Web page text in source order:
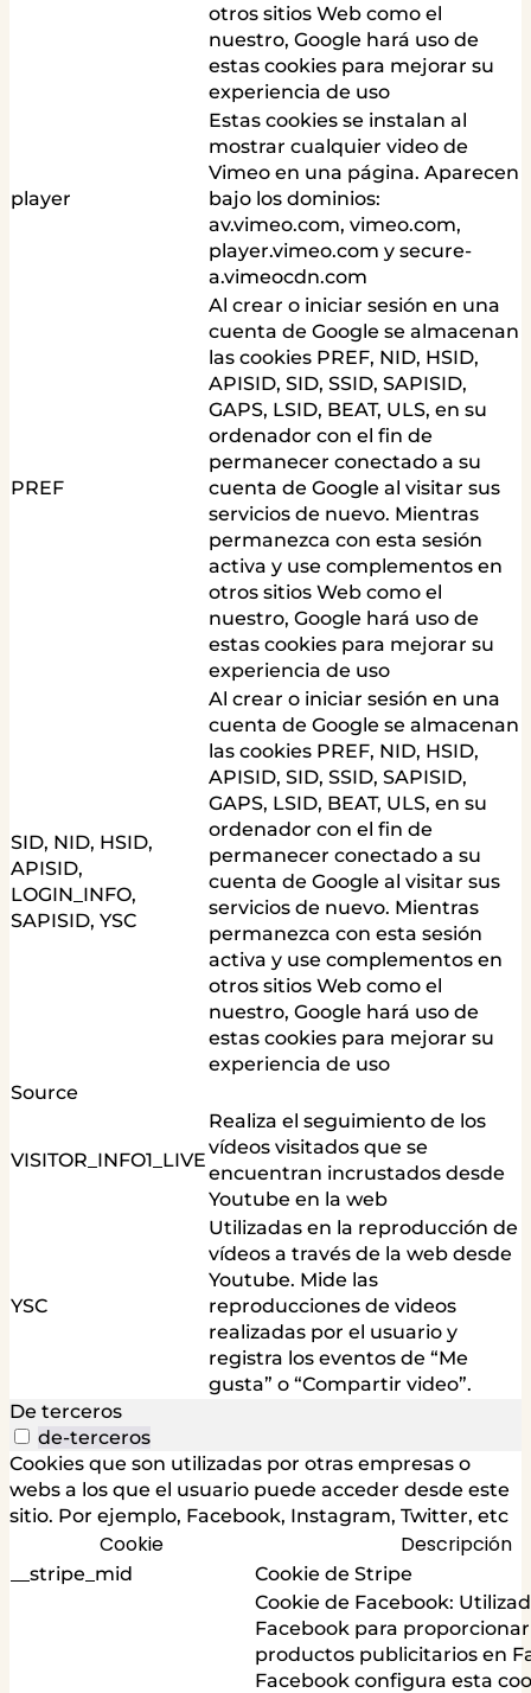
otros sitios Web como el
nuestro, Google hará uso de
estas cookies para mejorar su
experiencia de uso
player
Estas cookies se instalan al
mostrar cualquier video de
Vimeo en una página. Aparecen
bajo los dominios:
av.vimeo.com, vimeo.com,
player.vimeo.com y secure-
a.vimeocdn.com
PREF
Al crear o iniciar sesión en una
cuenta de Google se almacenan
las cookies PREF, NID, HSID,
APISID, SID, SSID, SAPISID,
GAPS, LSID, BEAT, ULS, en su
ordenador con el fin de
permanecer conectado a su
cuenta de Google al visitar sus
servicios de nuevo. Mientras
permanezca con esta sesión
activa y use complementos en
otros sitios Web como el
nuestro, Google hará uso de
estas cookies para mejorar su
experiencia de uso
SID, NID, HSID,
APISID,
LOGIN_INFO,
SAPISID, YSC
Al crear o iniciar sesión en una
cuenta de Google se almacenan
las cookies PREF, NID, HSID,
APISID, SID, SSID, SAPISID,
GAPS, LSID, BEAT, ULS, en su
ordenador con el fin de
permanecer conectado a su
cuenta de Google al visitar sus
servicios de nuevo. Mientras
permanezca con esta sesión
activa y use complementos en
otros sitios Web como el
nuestro, Google hará uso de
estas cookies para mejorar su
experiencia de uso
Source
VISITOR_INFO1_LIVE
Realiza el seguimiento de los
vídeos visitados que se
encuentran incrustados desde
Youtube en la web
YSC
Utilizadas en la reproducción de
vídeos a través de la web desde
Youtube. Mide las
reproducciones de videos
realizadas por el usuario y
registra los eventos de “Me
gusta” o “Compartir video”.
De terceros
de-terceros
Cookies que son utilizadas por otras empresas o
webs a los que el usuario puede acceder desde este
sitio. Por ejemplo, Facebook, Instagram, Twitter, etc
Cookie Descripción
__stripe_mid Cookie de Stripe
Cookie de Facebook:
Facebook para
productos publicitarios en
Facebook configura esta